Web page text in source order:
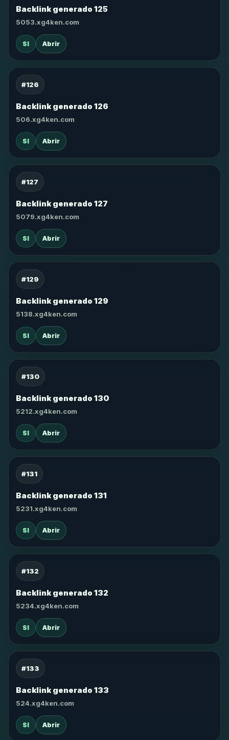
Backlink generado 125
5053.xg4ken.com
SI Abrir
#126
Backlink generado 126
506.xg4ken.com
SI Abrir
#127
Backlink generado 127
5079.xg4ken.com
SI Abrir
#129
Backlink generado 129
5138.xg4ken.com
SI Abrir
#130
Backlink generado 130
5212.xg4ken.com
SI Abrir
#131
Backlink generado 131
5231.xg4ken.com
SI Abrir
#132
Backlink generado 132
5234.xg4ken.com
SI Abrir
#133
Backlink generado 133
524.xg4ken.com
SI Abrir